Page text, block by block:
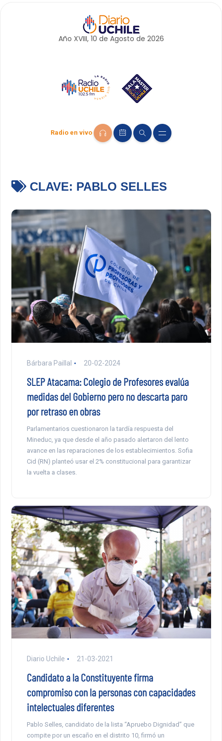
Año XVIII, 10 de Agosto de 2026
Radio en vivo
CLAVE: PABLO SELLES
Bárbara Paillal 20-02-2024
SLEP Atacama: Colegio de Profesores evalúa
medidas del Gobierno pero no descarta paro
por retraso en obras
Parlamentarios cuestionaron la tardía respuesta del
Mineduc, ya que desde el año pasado alertaron del lento
avance en las reparaciones de los establecimientos. Sofia
Cid (RN) planteó usar el 2% constitucional para garantizar
la vuelta a clases.
Diario Uchile 21-03-2021
Candidato a la Constituyente firma
compromiso con la personas con capacidades
intelectuales diferentes
Pablo Selles, candidato de la lista “Apruebo Dignidad” que
compite por un escaño en el distrito 10, firmó un